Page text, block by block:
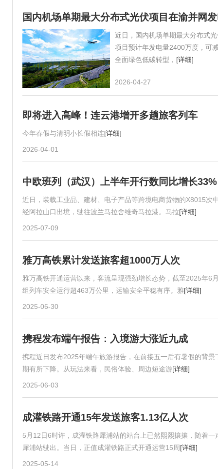
国内机场单期最大分布式光伏项目在渝并网
近日，国内机场单期最大分布式
项目预计年发电量2400万度，可
全面绿色低碳转型， [详细]
2026-04-27
即将进入高峰！连云港增开多趟旅客列车
今年春假与清明小长假相连[详细]
2026-04-01
中欧班列（武汉）上半年开行数同比增长33%
近日，装载工业品、建材、电子产品等跨境电商货物的X8015
经阿拉山口出境，驶往波兰马拉舍维奇马拉港。马拉[详细]
2025-07-09
雅万高铁累计发送旅客超1000万人次
雅万高铁开通运营以来，客流呈现强劲增长态势，截至2025年
组列车安全运行超463万公里，运输安全平稳有序。雅[详细]
2025-06-30
携程发布端午报告：入境游大涨近九成
携程近日发布2025年端午旅游报告，在前接五一后有暑假的背
期有所下降。从玩法来看，民俗体验、周边短途游[详细]
2025-06-03
成灌铁路开通15年发送旅客1.13亿人次
5月12日6时许，成灌铁路犀浦站的站台上已然熙熙攘攘，随着
犀浦站驶出。当日，正值成灌铁路正式开通运营15周[详细]
2025-05-14